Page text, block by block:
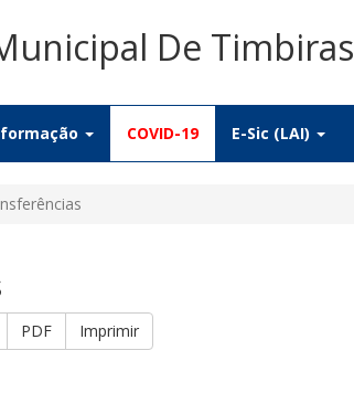
De Timbiras
COVID-19 E-Sic (LAI)
PDF Imprimir